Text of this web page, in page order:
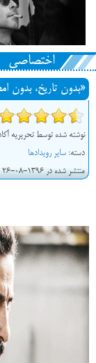
اختصاصی
«بدون تاریخ، بدون
نوشته شده توسط تحریریه
دسته: سایر رویدادها
منتشر شده در 1396-08-26 20:25